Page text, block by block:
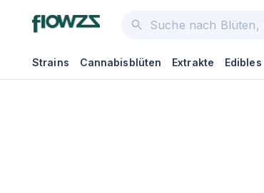
Strains Cannabisblüten Extrakte Edibles